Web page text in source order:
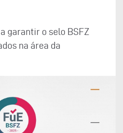
garantir o selo BSFZ
na área da